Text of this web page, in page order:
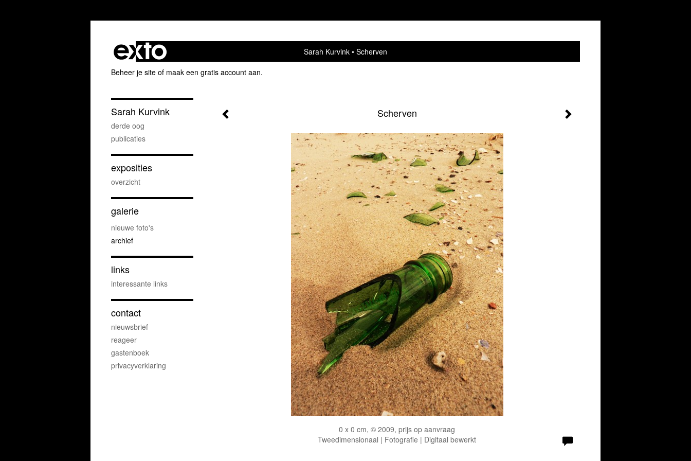
Sarah Kurvink
Scherven
Beheer je site of maak een gratis account aan.
Scherven
0 x 0 cm, © 2009, prijs op aanvraag
Tweedimensionaal | Fotografie | Digitaal bewerkt
Sarah Kurvink
derde oog
publicaties
exposities
overzicht
galerie
nieuwe foto's
archief
links
interessante links
contact
nieuwsbrief
reageer
gastenboek
privacyverklaring